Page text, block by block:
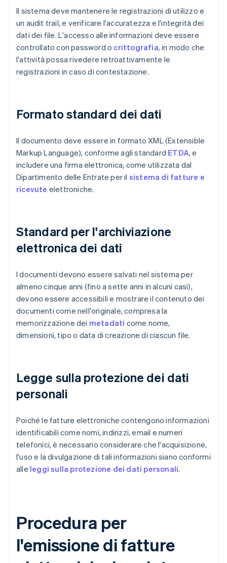
Il sistema deve mantenere le registrazioni di utilizzo e
un audit trail, e verificare l'accuratezza e l'integrità dei
dati dei file. L'accesso alle informazioni deve essere
controllato con password o crittografia, in modo che
l'attività possa rivedere retroattivamente le
registrazioni in caso di contestazione.
Formato standard dei dati
Il documento deve essere in formato XML (Extensible
Markup Language), conforme agli standard ETDA, e
includere una firma elettronica, come utilizzata dal
Dipartimento delle Entrate per il sistema di fatture e
ricevute elettroniche.
Standard per l'archiviazione
elettronica dei dati
I documenti devono essere salvati nel sistema per
almeno cinque anni (fino a sette anni in alcuni casi),
devono essere accessibili e mostrare il contenuto dei
documenti come nell'originale, compresa la
memorizzazione dei metadati come nome,
dimensioni, tipo o data di creazione di ciascun file.
Legge sulla protezione dei dati
personali
Poiché le fatture elettroniche contengono informazioni
identificabili come nomi, indirizzi, email e numeri
telefonici, è necessario considerare che l'acquisizione,
l'uso e la divulgazione di tali informazioni siano conformi
alle leggi sulla protezione dei dati personali.
Procedura per
l'emissione di fatture